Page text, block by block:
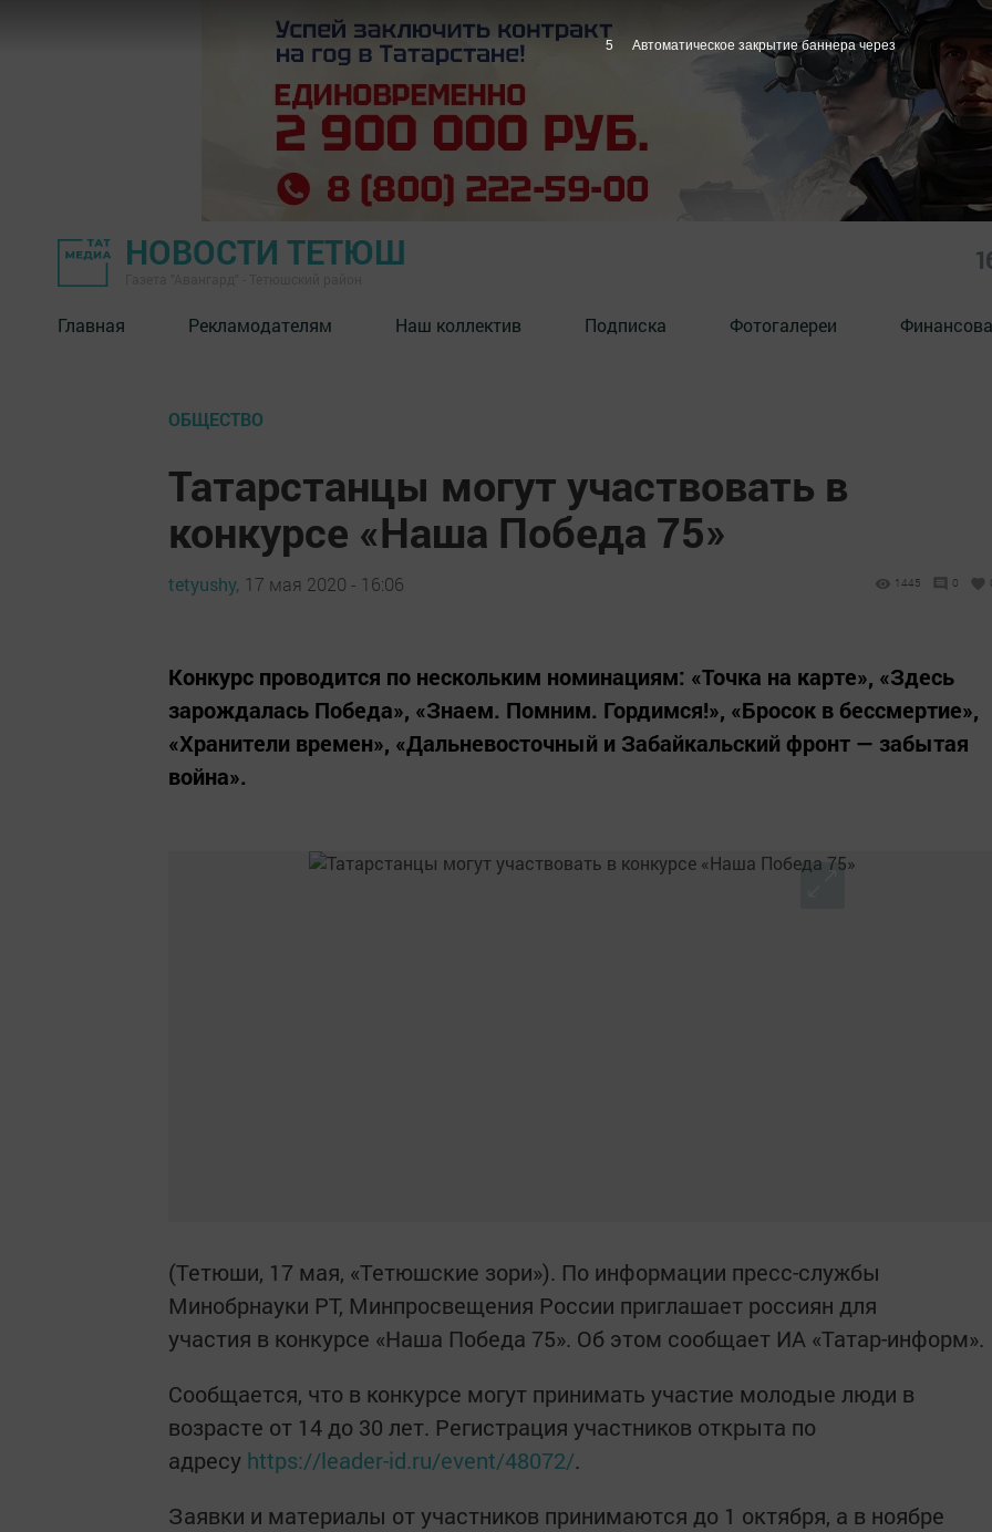
НОВОСТИ ТЕТЮШ
Главная Рекламодателям Наш коллектив Подписка Фотогалереи
ОБЩЕСТВО
Татарстанцы могут участвовать в
конкурсе «Наша Победа 75»
tetyushy, 17 мая 2020 - 16:06 1445 0
Конкурс проводится по нескольким номинациям: «Точка на карте», «Здесь
зарождалась Победа», «Знаем. Помним. Гордимся!», «Бросок в бессмертие»,
«Хранители времен», «Дальневосточный и Забайкальский фронт — забытая
война».
(Тетюши, 17 мая, «Тетюшские зори»). По информации пресс-службы
Минобрнауки РТ, Минпросвещения России приглашает россиян для
участия в конкурсе «Наша Победа 75». Об этом сообщает ИА «Татар-информ».
Сообщается, что в конкурсе могут принимать участие молодые люди в
возрасте от 14 до 30 лет. Регистрация участников открыта по
адресу https://leader-id.ru/event/48072/.
Заявки и материалы от участников принимаются до 1 октября, а в ноябре
4 Автоматическое закрытие баннера через